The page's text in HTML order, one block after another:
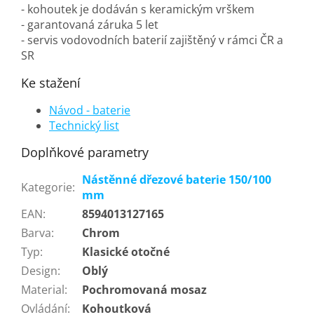
- kohoutek je dodáván s keramickým vrškem
- garantovaná záruka 5 let
- servis vodovodních baterií zajištěný v rámci ČR a
SR
Ke stažení
Návod - baterie
Technický list
Doplňkové parametry
Kategorie: Nástěnné dřezové baterie 150/100
mm
EAN:
8594013127165
Barva:
Chrom
Typ:
Klasické otočné
Design:
Oblý
Material:
Pochromovaná mosaz
Ovládání:
Kohoutková